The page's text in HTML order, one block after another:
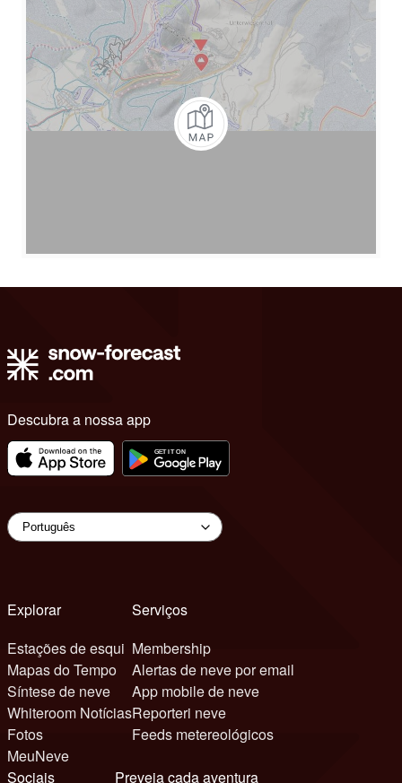
Descubra a nossa app
Explorar
Estações de esqui
Mapas do Tempo
Síntese de neve
Whiteroom Notícias
Fotos
MeuNeve
Serviços
Membership
Alertas de neve por email
App mobile de neve
Reporteri neve
Feeds metereológicos
Sociais
Preveja cada aventura